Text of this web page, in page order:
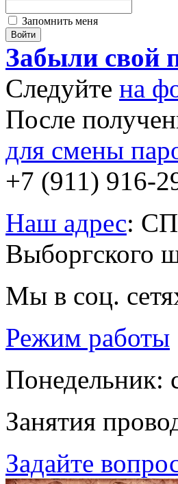
Запомнить меня
Забыли свой
Следуйте на
После
для смены
+7 (911) 916-
Наш адрес:
Выборгского
Мы в соц.
Режим работы
Понедельник:
Занятия
Задайте